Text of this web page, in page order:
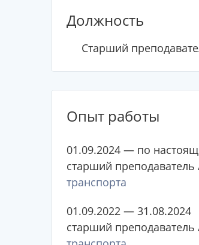
Должность
Старший
Опыт работы
01.09.2024 — по
старший преподаватель
транспорта
01.09.2022 — 31.08.2024
старший преподаватель